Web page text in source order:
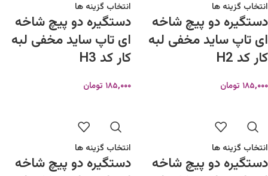
انتخاب گزینه ها
دستگیره دو پیچ شاخه
ای تاپ ساید مخفی لبه
کار کد H2
۱۸۵,۰۰۰ تومان
انتخاب گزینه ها
دستگیره دو پیچ شاخه
ای تاپ ساید مخفی لبه
کار کد H3
۱۸۵,۰۰۰ تومان
انتخاب گزینه ها
دستگیره دو پیچ شاخه
انتخاب گزینه ها
دستگیره دو پیچ شاخه